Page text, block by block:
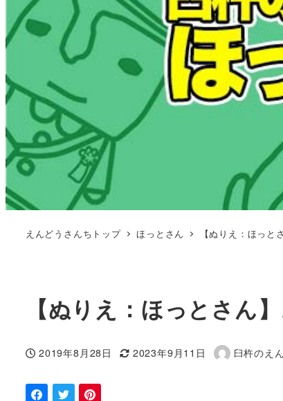
えんどうさんちトップ ほっとさん 【ぬりえ：ほっと
【ぬりえ：ほっとさん
投稿日
2019年8月28日
更新日
2023年9月11日
著
臼杵のえ